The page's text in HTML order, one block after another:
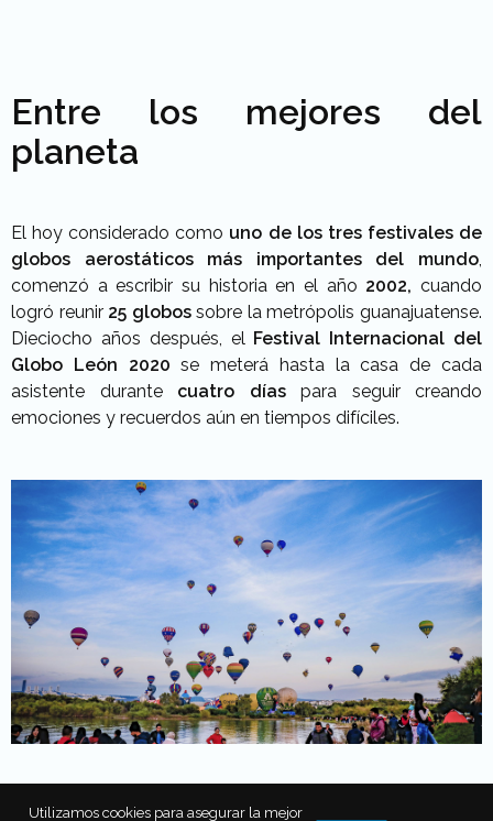
Entre los mejores del
planeta
El hoy considerado como uno de los tres festivales de
globos aerostáticos más importantes del mundo
comenzó a escribir su historia en el año 2002, cuando
logró reunir 25 globossobre la metrópolis guanajuatense.
Dieciocho años después, el Festival Internacional del
Globo León 2020 se meterá hasta la casa de cada
asistente durante cuatro díaspara seguir creando
emociones y recuerdos aún en tiempos difíciles.
Utilizamos cookies para asegurar la mejor